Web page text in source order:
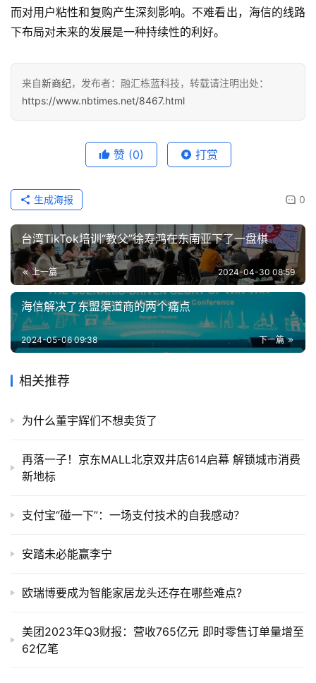
而对用户粘性和复购产生深刻影响。不难看出，海信的线路
下布局对未来的发展是一种持续性的利好。
来自新商纪，发布者：融汇栋蓝科技，转载请注明出处：
https://www.nbtimes.net/8467.html
赞 (0) 打赏
0
生成海报
台湾TikTok培训“教父”徐寿鸿在东南亚下了一盘棋
上一篇 2024-04-30 08:59
海信解决了东盟渠道商的两个痛点
下一篇
2024-05-06 09:38
相关推荐
为什么董宇辉们不想卖货了
再落一子！京东MALL北京双井店614启幕 解锁城市消费
新地标
支付宝“碰一下”：一场支付技术的自我感动？
安踏未必能赢李宁
欧瑞博要成为智能家居龙头还存在哪些难点?
美团2023年Q3财报：营收765亿元 即时零售订单量增至
62亿笔